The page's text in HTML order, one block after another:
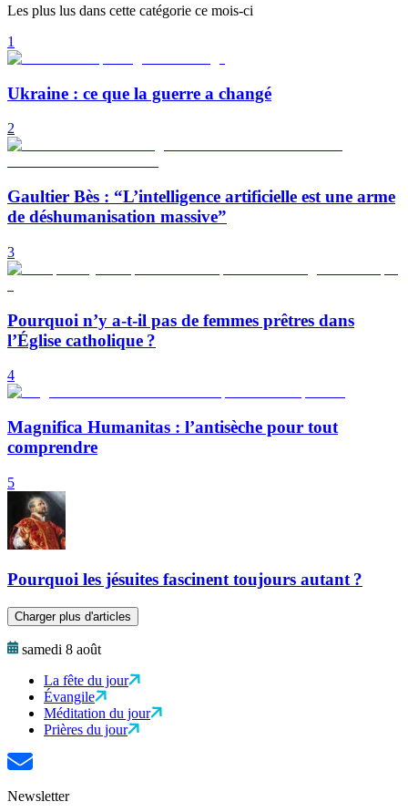
Les plus lus dans cette catégorie ce mois-ci
1
Ukraine : ce que la guerre a changé
2
Gaultier Bès : “L’intelligence artificielle est une arme
de déshumanisation massive”
3
Pourquoi n’y a-t-il pas de femmes prêtres dans
l’Église catholique ?
4
Magnifica Humanitas : l’antisèche pour tout
comprendre
5
Pourquoi les jésuites fascinent toujours autant ?
Charger plus d'articles
samedi 8 août
La fête du jour
Évangile
Méditation du jour
Prières du jour
Newsletter